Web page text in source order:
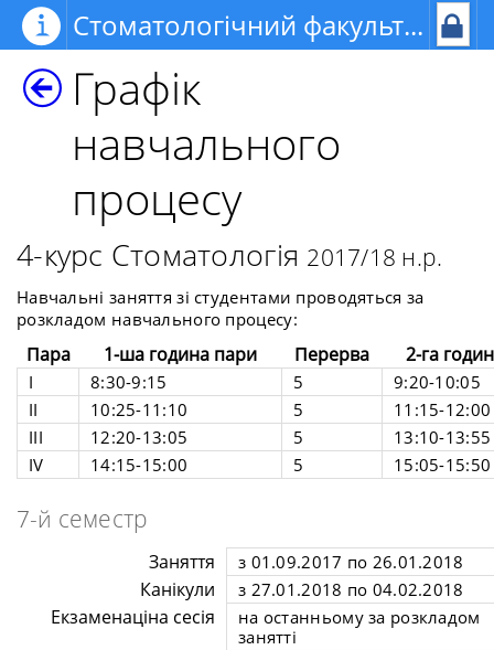
Стоматологічний факультет
Графік
навчального
процесу
4-курс Стоматологія 2017/18 н.р.
Навчальні заняття зі студентами проводяться за
розкладом навчального процесу:
Пара 1-ша година пари Перерва 2-га
I 8:30-9:15 5
9:20-10:05
II
10:25-11:10 5
11:15-12:00
III
12:20-13:05 5
13:10-13:55
IV
14:15-15:00 5 15:05-15:50
7-й семестр
Заняття з 01.09.2017 по 26.01.2018
Канікули з 27.01.2018 по 04.02.2018
Екзаменаціна сесія
на останньому за розкладом
занятті